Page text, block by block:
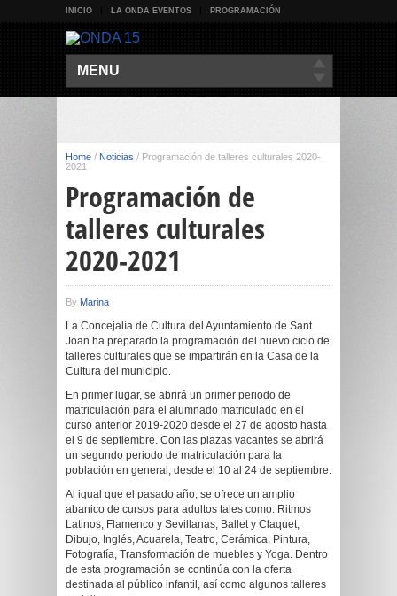
INICIO LA ONDA EVENTOS PROGRAMACIÓN
MENU
Home / Noticias / Programación de talleres culturales 2020-
2021
Programación de
talleres culturales
2020-2021
By Marina
La Concejalía de Cultura del Ayuntamiento de Sant
Joan ha preparado la programación del nuevo ciclo de
talleres culturales que se impartirán en la Casa de la
Cultura del municipio.
En primer lugar, se abrirá un primer periodo de
matriculación para el alumnado matriculado en el
curso anterior 2019-2020 desde el 27 de agosto hasta
el 9 de septiembre. Con las plazas vacantes se abrirá
un segundo periodo de matriculación para la
población en general, desde el 10 al 24 de septiembre.
Al igual que el pasado año, se ofrece un amplio
abanico de cursos para adultos tales como: Ritmos
Latinos, Flamenco y Sevillanas, Ballet y Claquet,
Dibujo, Inglés, Acuarela, Teatro, Cerámica, Pintura,
Fotografía, Transformación de muebles y Yoga. Dentro
de esta programación se continúa con la oferta
destinada al público infantil, así como algunos talleres